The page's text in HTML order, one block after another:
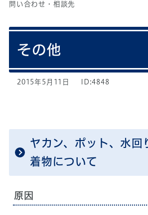
問い合わせ・相談先
その他
2015年5月11日 ID:4848
ヤカン、ポット、水回
着物について
原因